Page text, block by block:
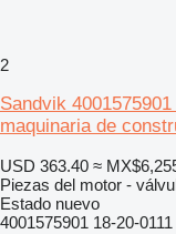
2
Sandvik
maquinaria de
USD 363.40 ≈
Piezas del motor -
Estado nuevo
4001575901 18-20-0111